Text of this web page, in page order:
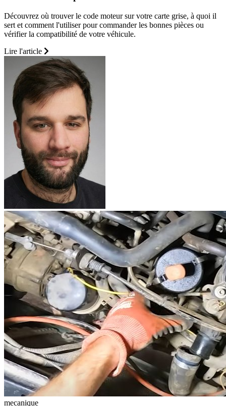
Découvrez où trouver le code moteur sur votre carte grise, à quoi il
sert et comment l'utiliser pour commander les bonnes pièces ou
vérifier la compatibilité de votre véhicule.
Lire l'article
mecanique